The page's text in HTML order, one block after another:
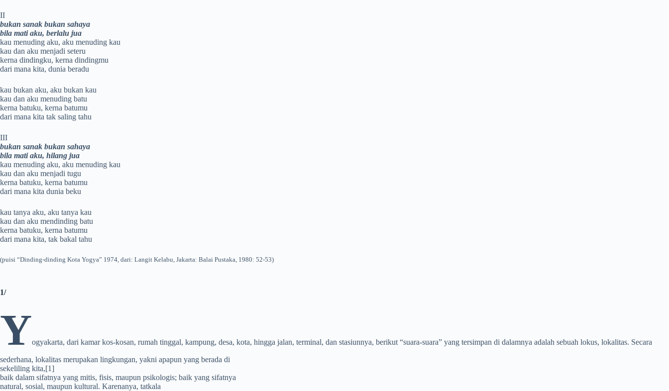
II
bukan sanak bukan sahaya
bila mati aku, berlalu jua
kau menuding aku, aku menuding kau
kau dan aku menjadi seteru
kerna dindingku, kerna dindingmu
dari mana kita, dunia beradu
kau bukan aku, aku bukan kau
kau dan aku menuding batu
kerna batuku, kerna batumu
dari mana kita tak saling tahu
III
bukan sanak bukan sahaya
bila mati aku, hilang jua
kau menuding aku, aku menuding kau
kau dan aku menjadi tugu
kerna batuku, kerna batumu
dari mana kita dunia beku
kau tanya aku, aku tanya kau
kau dan aku mendinding batu
kerna batuku, kerna batumu
dari mana kita, tak bakal tahu
(puisi “Dinding-dinding Kota Yogya” 1974, dari: Langit Kelabu, Jakarta: Balai Pustaka, 1980: 52-53)
1/
Yogyakarta, dari kamar kos-kosan, rumah tinggal, kampung, desa, kota, hingga jalan, terminal, dan stasiunnya, berikut “suara-suara” yang tersimpan di dalamnya adalah sebuah lokus, lokalitas. Secara
sederhana, lokalitas merupakan lingkungan, yakni apapun yang berada di
sekeliling kita,[1]
baik dalam sifatnya yang mitis, fisis, maupun psikologis; baik yang sifatnya
natural, sosial, maupun kultural. Karenanya, tatkala